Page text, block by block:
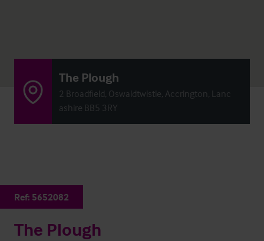
The Plough
2 Broadfield, Oswaldtwistle, Accrington, Lanc
ashire BB5 3RY
Ref: 5652082
The Plough